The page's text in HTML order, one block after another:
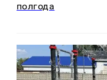
полгода